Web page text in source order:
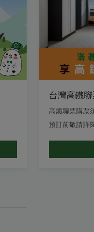
台灣高鐵
高鐵聯票購票
預訂前敬請詳